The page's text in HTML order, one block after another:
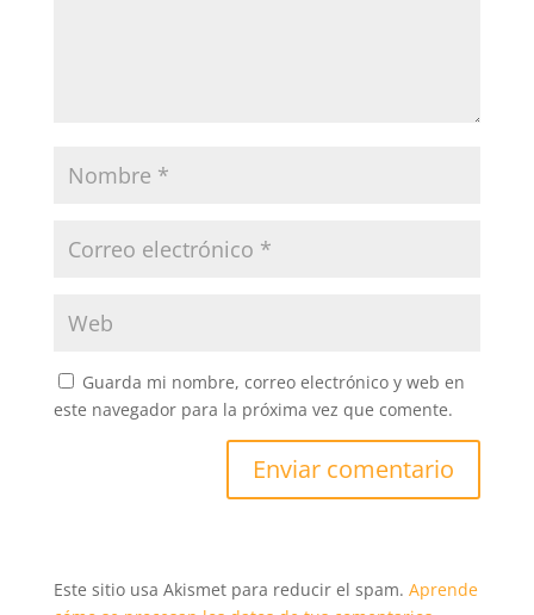
Guarda mi nombre, correo electrónico y web en
este navegador para la próxima vez que comente.
Este sitio usa Akismet para reducir el spam. Aprende